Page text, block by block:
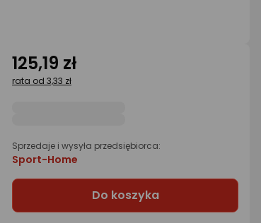
125,19 zł
rata od 3,33 zł
Sprzedaje i wysyła przedsiębiorca:
Sport-Home
Do koszyka